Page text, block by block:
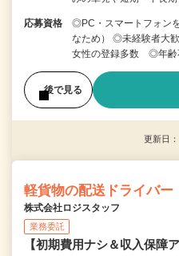
応募資格
◎PC・スマートフォン
なため） ◎未経験者大
女性の登録多数 ◎年齢
後で見る
更新日
軽貨物の配送ドライバー
株式会社ロジスタッフ
業務委託
【初期費用ナシ＆収入保障